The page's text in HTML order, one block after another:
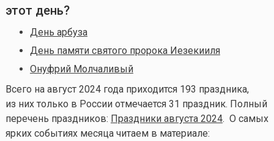
этот день?
День арбуза
День памяти святого пророка Иезекииля
Онуфрий Молчаливый
Всего на август 2024 года приходится 193 праздника,
из них только в России отмечается 31 праздник. Полный
перечень праздников: Праздники августа 2024. О самых
ярких событиях месяца читаем в материале: